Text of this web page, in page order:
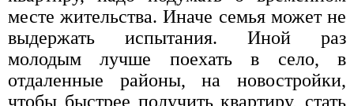
месте жительства. Иначе семья может не
выдержать испытания. Иной раз
молодым лучше поехать в село, в
отдаленные районы, на новостройки,
чтобы быстрее получить квартиру, стать